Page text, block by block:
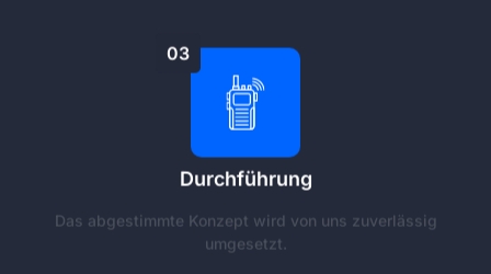
03
Durchführung
Das abgestimmte Konzept wird von uns zuverlässig
umgesetzt.